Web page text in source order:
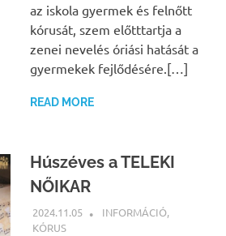
az iskola gyermek és felnőtt
kórusát, szem előtttartja a
zenei nevelés óriási hatását a
gyermekek fejlődésére.[…]
READ MORE
Húszéves a TELEKI
NŐIKAR
2024.11.05 BÁRTFAI JUDIT
INFORMÁCIÓ,
KÓRUS